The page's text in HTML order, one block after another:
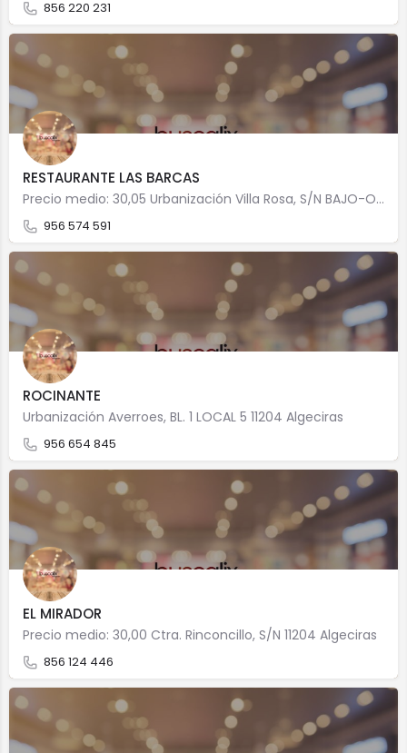
856 220 231
RESTAURANTE LAS BARCAS
Precio medio: 30,05 Urbanización Villa Rosa, S/N BAJO-O(FRENTE CAMPO GOLF) 11207 Algeciras
956 574 591
ROCINANTE
Urbanización Averroes, BL. 1 LOCAL 5 11204 Algeciras
956 654 845
EL MIRADOR
Precio medio: 30,00 Ctra. Rinconcillo, S/N 11204 Algeciras
856 124 446